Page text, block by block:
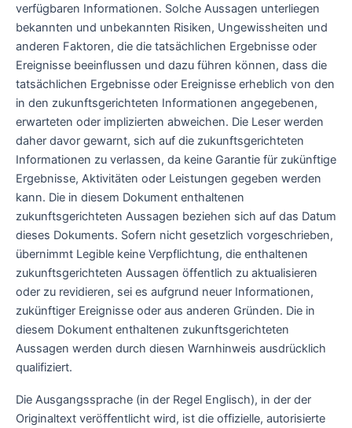
verfügbaren Informationen. Solche Aussagen unterliegen
bekannten und unbekannten Risiken, Ungewissheiten und
anderen Faktoren, die die tatsächlichen Ergebnisse oder
Ereignisse beeinflussen und dazu führen können, dass die
tatsächlichen Ergebnisse oder Ereignisse erheblich von den
in den zukunftsgerichteten Informationen angegebenen,
erwarteten oder implizierten abweichen. Die Leser werden
daher davor gewarnt, sich auf die zukunftsgerichteten
Informationen zu verlassen, da keine Garantie für zukünftige
Ergebnisse, Aktivitäten oder Leistungen gegeben werden
kann. Die in diesem Dokument enthaltenen
zukunftsgerichteten Aussagen beziehen sich auf das Datum
dieses Dokuments. Sofern nicht gesetzlich vorgeschrieben,
übernimmt Legible keine Verpflichtung, die enthaltenen
zukunftsgerichteten Aussagen öffentlich zu aktualisieren
oder zu revidieren, sei es aufgrund neuer Informationen,
zukünftiger Ereignisse oder aus anderen Gründen. Die in
diesem Dokument enthaltenen zukunftsgerichteten
Aussagen werden durch diesen Warnhinweis ausdrücklich
qualifiziert.
Die Ausgangssprache (in der Regel Englisch), in der der
Originaltext veröffentlicht wird, ist die offizielle, autorisierte